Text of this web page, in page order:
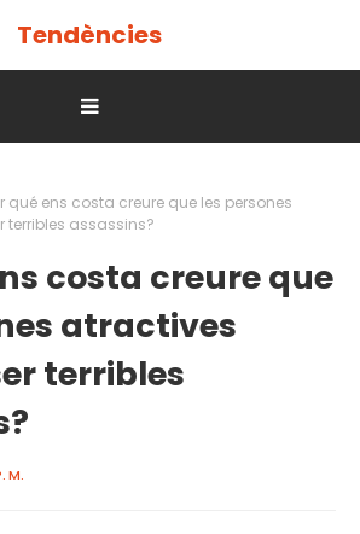
Tendències
qué ens costa creure que les persones
terribles assassins?
costa creure que
atractives
terribles
M.